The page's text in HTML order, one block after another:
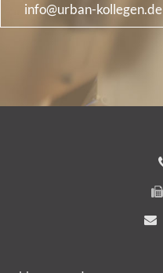
info@urban-kollegen.de